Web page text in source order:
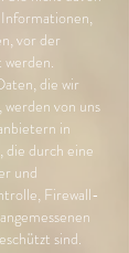
Informationen,
vor der
werden.
die wir
von uns
in
die durch eine
und
Firewall-
sind.